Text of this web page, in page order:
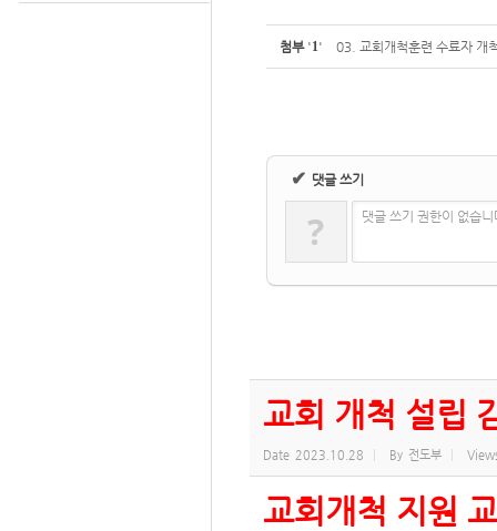
첨부 '1' 03. 교회개척훈련 수료자 개
✔ 댓글 쓰기
? 댓글 쓰기 권한이 없습
교회 개척 설립
Date 2023.10.28 By 전도부
교회개척 지원